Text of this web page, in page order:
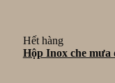
Hết hàng
Hộp Inox che mưa